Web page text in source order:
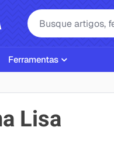
Ferramentas
Corretor de Redação
Lisa